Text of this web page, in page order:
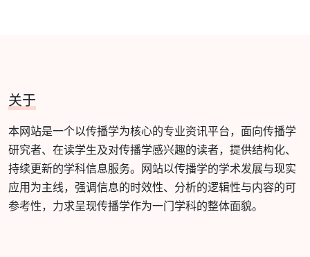
关于
本网站是一个以传播学为核心的专业资讯平台，面向传播学
研究者、在读学生及对传播学感兴趣的读者，提供结构化、
持续更新的学科信息服务。网站以传播学的学术发展与现实
应用为主线，强调信息的时效性、分析的逻辑性与内容的可
参考性，力求呈现传播学作为一门学科的整体面貌。